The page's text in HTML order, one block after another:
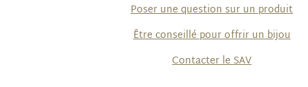
Poser une question sur un produit
Être conseillé pour offrir un bijou
Contacter le SAV